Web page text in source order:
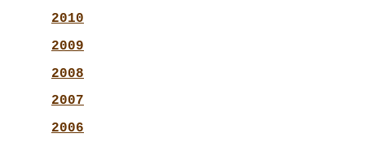
2010
2009
2008
2007
2006